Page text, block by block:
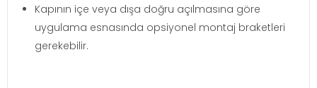
Kapının içe veya dışa doğru açılmasına göre
uygulama esnasında opsiyonel montaj braketleri
gerekebilir.